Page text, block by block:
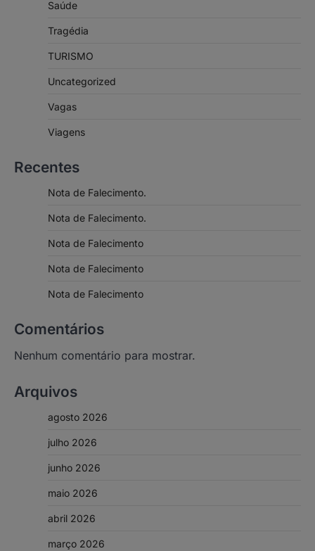
Saúde
Tragédia
TURISMO
Uncategorized
Vagas
Viagens
Recentes
Nota de Falecimento.
Nota de Falecimento.
Nota de Falecimento
Nota de Falecimento
Nota de Falecimento
Comentários
Nenhum comentário para mostrar.
Arquivos
agosto 2026
julho 2026
junho 2026
maio 2026
abril 2026
março 2026